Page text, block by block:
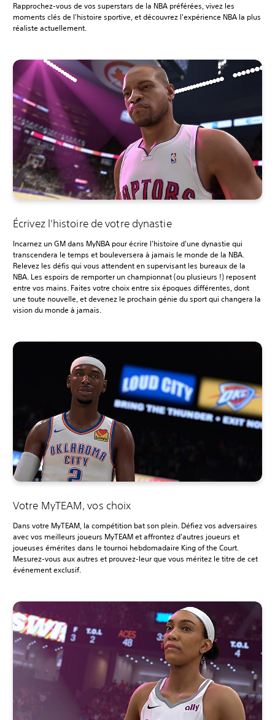
Rapprochez-vous de vos superstars de la NBA préférées, vivez les
moments clés de l'histoire sportive, et découvrez l'expérience NBA la plus
réaliste actuellement.‎
Écrivez l'histoire de votre dynastie
Incarnez un GM dans MyNBA pour écrire l'histoire d'une dynastie qui
transcendera le temps et bouleversera à jamais le monde de la NBA.
Relevez les défis qui vous attendent en supervisant les bureaux de la
NBA. Les espoirs de remporter un championnat (ou plusieurs !) reposent
entre vos mains. Faites votre choix entre six époques différentes, dont
une toute nouvelle, et devenez le prochain génie du sport qui changera la
vision du monde à jamais.
Votre MyTEAM, vos choix
Dans votre MyTEAM, la compétition bat son plein. Défiez vos adversaires
avec vos meilleurs joueurs MyTEAM et affrontez d'autres joueurs et
joueuses émérites dans le tournoi hebdomadaire King of the Court.
Mesurez-vous aux autres et prouvez-leur que vous méritez le titre de cet
événement exclusif.